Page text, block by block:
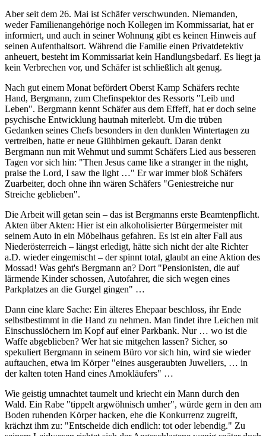
Aber seit dem 26. Mai ist Schäfer verschwunden. Niemanden,
weder Familienangehörige noch Kollegen im Kommissariat, hat er
informiert, und auch in seiner Wohnung gibt es keinen Hinweis auf
seinen Aufenthaltsort. Während die Familie einen Privatdetektiv
anheuert, besteht im Kommissariat kein Handlungsbedarf. Es liegt ja
kein Verbrechen vor, und Schäfer ist schließlich alt genug.
Nach gut einem Monat befördert Oberst Kamp Schäfers rechte
Hand, Bergmann, zum Chefinspektor des Ressorts "Leib und
Leben". Bergmann kennt Schäfer aus dem Effeff, hat er doch seine
psychische Entwicklung hautnah miterlebt. Um die trüben
Gedanken seines Chefs besonders in den dunklen Wintertagen zu
vertreiben, hatte er neue Glühbirnen gekauft. Daran denkt
Bergmann nun mit Wehmut und summt Schäfers Lied aus besseren
Tagen vor sich hin: "Then Jesus came like a stranger in the night,
praise the Lord, I saw the light …" Er war immer bloß Schäfers
Zuarbeiter, doch ohne ihn wären Schäfers "Geniestreiche nur
Streiche geblieben".
Die Arbeit will getan sein – das ist Bergmanns erste Beamtenpflicht.
Akten über Akten: Hier ist ein alkoholisierter Bürgermeister mit
seinem Auto in ein Möbelhaus gefahren. Es ist ein alter Fall aus
Niederösterreich – längst erledigt, hätte sich nicht der alte Richter
a.D. wieder eingemischt – der spinnt total, glaubt an eine Aktion des
Mossad! Was geht's Bergmann an? Dort "Pensionisten, die auf
lärmende Kinder schossen, Autofahrer, die sich wegen eines
Parkplatzes an die Gurgel gingen" …
Dann eine klare Sache: Ein älteres Ehepaar beschloss, ihr Ende
selbstbestimmt in die Hand zu nehmen. Man findet ihre Leichen mit
Einschusslöchern im Kopf auf einer Parkbank. Nur … wo ist die
Waffe abgeblieben? Wer hat sie mitgehen lassen? Sicher, so
spekuliert Bergmann in seinem Büro vor sich hin, wird sie wieder
auftauchen, etwa im Körper "eines ausgeraubten Juweliers, … in
der kalten toten Hand eines Amokläufers" …
Wie geistig umnachtet taumelt und kriecht ein Mann durch den
Wald. Ein Rabe "tippelt argwöhnisch umher", würde gern in den am
Boden ruhenden Körper hacken, ehe die Konkurrenz zugreift,
krächzt ihm zu: "Entscheide dich endlich: tot oder lebendig." Zu